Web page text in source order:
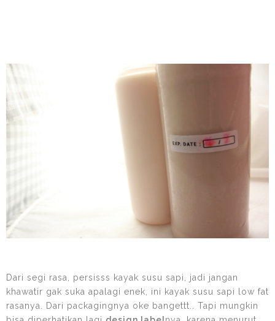
Dari segi rasa, persisss kayak susu sapi, jadi jangan
khawatir gak suka apalagi enek, ini kayak susu sapi low fat
rasanya. Dari packagingnya oke bangettt.. Tapi mungkin